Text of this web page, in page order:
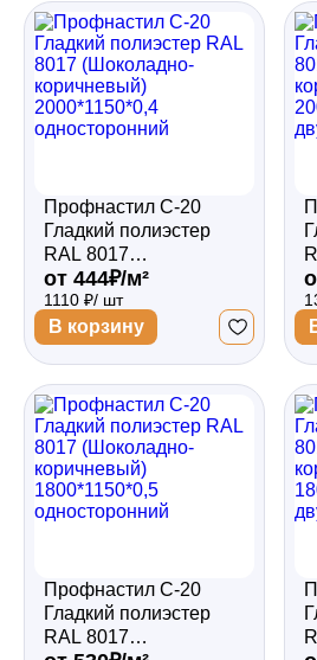
Профнастил С-20
Гладкий полиэстер
RAL 8017
(Шоколадно-
коричневый)
2000*1150*0,4
односторонний
от 444₽/м²
1110 ₽/ шт
В корзину
Профнастил С-20
Гладкий полиэстер
RAL 8017